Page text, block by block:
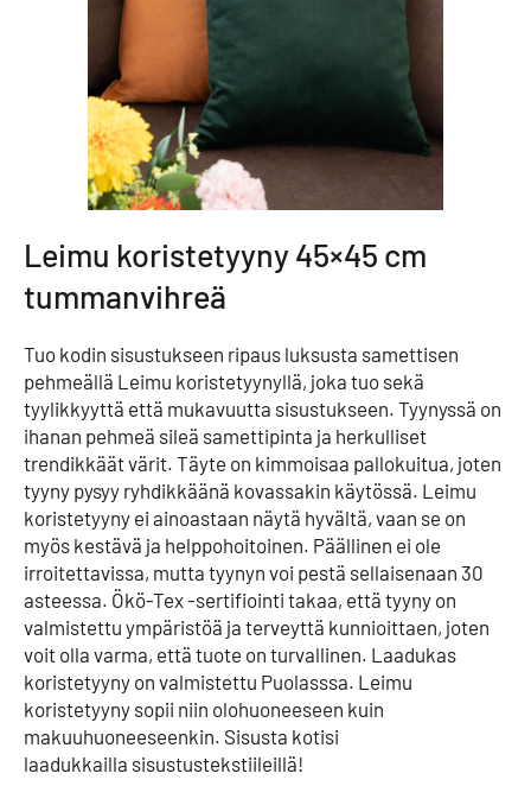
Leimu koristetyyny 45×45 cm
tummanvihreä
Tuo kodin sisustukseen ripaus luksusta samettisen
pehmeällä Leimu koristetyynyllä, joka tuo sekä
tyylikkyyttä että mukavuutta sisustukseen. Tyynyssä on
ihanan pehmeä sileä samettipinta ja herkulliset
trendikkäät värit. Täyte on kimmoisaa pallokuitua, joten
tyyny pysyy ryhdikkäänä kovassakin käytössä. Leimu
koristetyyny ei ainoastaan näytä hyvältä, vaan se on
myös kestävä ja helppohoitoinen. Päällinen ei ole
irroitettavissa, mutta tyynyn voi pestä sellaisenaan 30
asteessa. Ökö-Tex -sertifiointi takaa, että tyyny on
valmistettu ympäristöä ja terveyttä kunnioittaen, joten
voit olla varma, että tuote on turvallinen. Laadukas
koristetyyny on valmistettu Puolasssa. Leimu
koristetyyny sopii niin olohuoneeseen kuin
makuuhuoneeseenkin. Sisusta kotisi
laadukkailla sisustustekstiileillä!